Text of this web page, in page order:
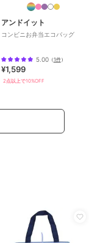
アンドイット
コンビニお弁当エコバッグ
5.00（1件）
¥1,599
2点以上で10%OFF